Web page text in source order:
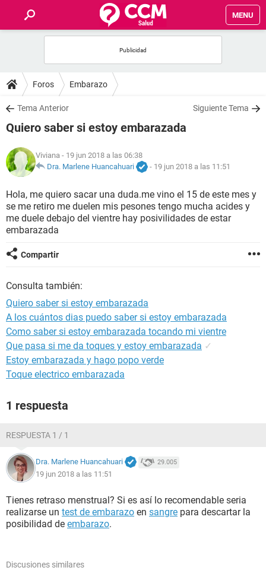
MENU
FOROS
SALUD
FAMILIA
NUTRICIÓN
BIENESTAR
SEXUALIDAD
GLOSARIO
Foros Embarazo
Tema Anterior Siguiente Tema
Quiero saber si estoy embarazada
Viviana - 19 jun 2018 a las 06:38
Dra. Marlene Huancahuari
- 19 jun 2018 a las 11:51
Hola, me quiero sacar una duda.me vino el 15 de este mes y
se me retiro me duelen mis pesones tengo mucha acides y
me duele debajo del vientre hay posivilidades de estar
embarazada
Compartir
Consulta también:
Quiero saber si estoy embarazada
A los cuántos dias puedo saber si estoy embarazada
Como saber si estoy embarazada tocando mi vientre
Que pasa si me da toques y estoy embarazada ✓
Estoy embarazada y hago popo verde
Toque electrico embarazada
1 respuesta
RESPUESTA 1 / 1
Dra. Marlene Huancahuari 29.005
19 jun 2018 a las 11:51
Tienes retraso menstrual? Si es así lo recomendable seria
realizarse un test de embarazo en sangre para descartar la
posibilidad de embarazo.
Discusiones similares